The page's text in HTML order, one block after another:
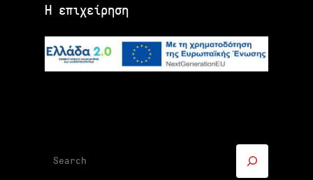
Η επιχείρηση